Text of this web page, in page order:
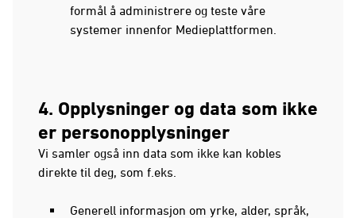
formål å administrere og teste våre
systemer innenfor Medieplattformen.
4. Opplysninger og data som ikke
er personopplysninger
Vi samler også inn data som ikke kan kobles
direkte til deg, som f.eks.
Generell informasjon om yrke, alder, språk,